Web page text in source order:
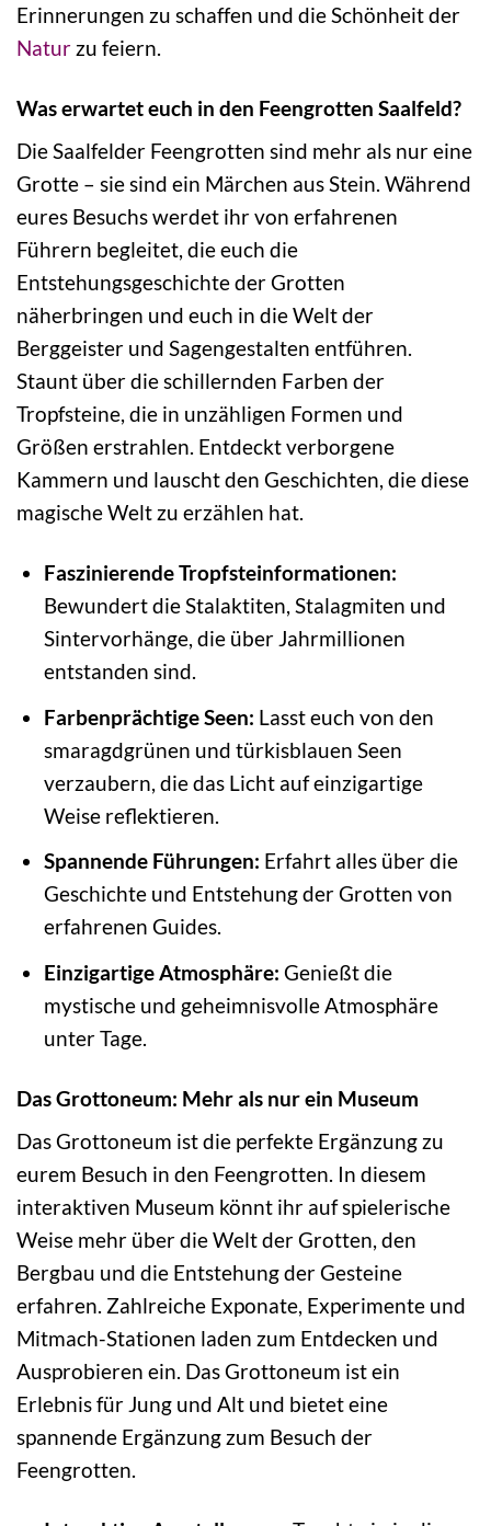
Erinnerungen zu schaffen und die Schönheit der
Natur zu feiern.
Was erwartet euch in den Feengrotten Saalfeld?
Die Saalfelder Feengrotten sind mehr als nur eine
Grotte – sie sind ein Märchen aus Stein. Während
eures Besuchs werdet ihr von erfahrenen
Führern begleitet, die euch die
Entstehungsgeschichte der Grotten
näherbringen und euch in die Welt der
Berggeister und Sagengestalten entführen.
Staunt über die schillernden Farben der
Tropfsteine, die in unzähligen Formen und
Größen erstrahlen. Entdeckt verborgene
Kammern und lauscht den Geschichten, die diese
magische Welt zu erzählen hat.
Faszinierende Tropfsteinformationen:
Bewundert die Stalaktiten, Stalagmiten und
Sintervorhänge, die über Jahrmillionen
entstanden sind.
Farbenprächtige Seen: Lasst euch von den
smaragdgrünen und türkisblauen Seen
verzaubern, die das Licht auf einzigartige
Weise reflektieren.
Spannende Führungen: Erfahrt alles über die
Geschichte und Entstehung der Grotten von
erfahrenen Guides.
Einzigartige Atmosphäre: Genießt die
mystische und geheimnisvolle Atmosphäre
unter Tage.
Das Grottoneum: Mehr als nur ein Museum
Das Grottoneum ist die perfekte Ergänzung zu
eurem Besuch in den Feengrotten. In diesem
interaktiven Museum könnt ihr auf spielerische
Weise mehr über die Welt der Grotten, den
Bergbau und die Entstehung der Gesteine
erfahren. Zahlreiche Exponate, Experimente und
Mitmach-Stationen laden zum Entdecken und
Ausprobieren ein. Das Grottoneum ist ein
Erlebnis für Jung und Alt und bietet eine
spannende Ergänzung zum Besuch der
Feengrotten.